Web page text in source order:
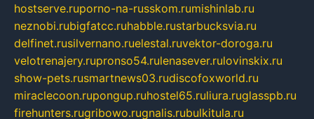
hostserve.ruporno-na-russkom.rumishinlab.ru
neznobi.rubigfatcc.ruhabble.rustarbucksvia.ru
delfinet.rusilvernano.ruelestal.ruvektor-doroga.ru
velotrenajery.rupronso54.rulenasever.rulovinskix.ru
show-pets.rusmartnews03.rudiscofoxworld.ru
miraclecoon.rupongup.ruhostel65.ruliura.ruglasspb.ru
firehunters.rugribowo.rugnalis.rubulkitula.ru